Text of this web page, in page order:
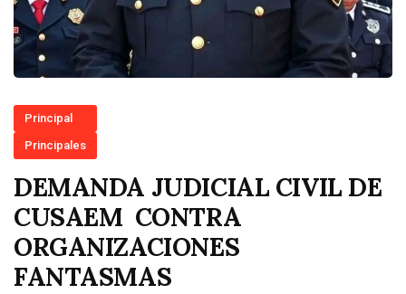
Principal
Principales
DEMANDA JUDICIAL CIVIL DE
CUSAEM CONTRA
ORGANIZACIONES
FANTASMAS